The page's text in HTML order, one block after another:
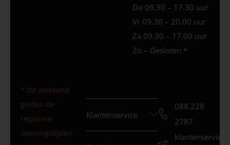
Do 09.30 – 17.30 uur
Vr 09.30 – 20.00 uur
Za 09.30 – 17.00 uur
Zo – Gesloten *
* Dit weekend
gelden de
reguliere
openingstijden
Klantenservice
088 228
2787